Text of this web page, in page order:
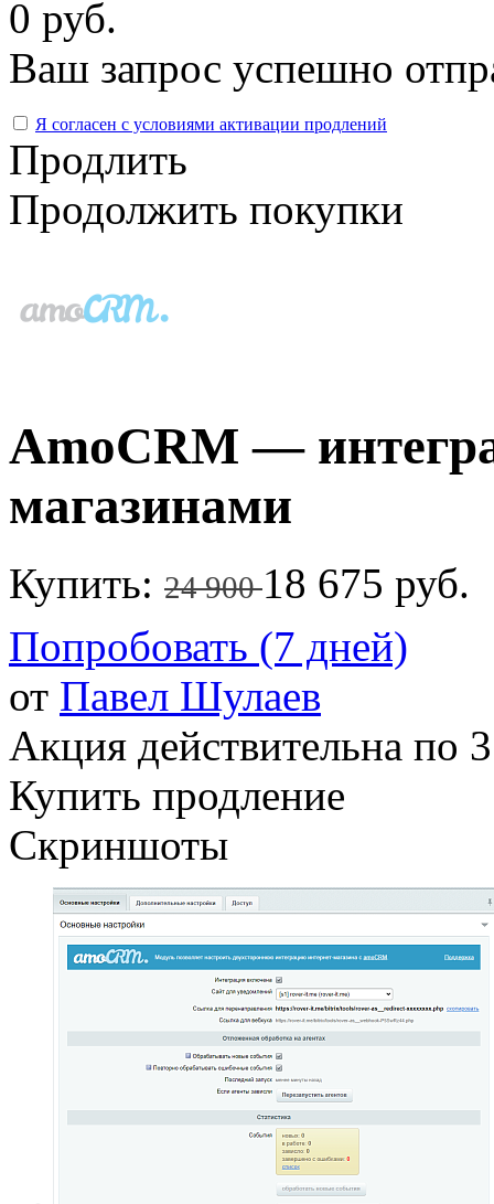
0 руб.
Ваш запрос успешно
Я согласен с условиями активации продлений
Продлить
Продолжить покупки
AmoCRM —
магазинами
Купить: 24 90018 675 руб.
Попробовать (7 дней)
от Павел Шулаев
Акция действительна по
Купить продление
Скриншоты